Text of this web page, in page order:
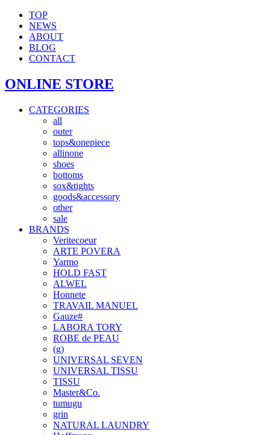
TOP
NEWS
ABOUT
BLOG
CONTACT
ONLINE STORE
CATEGORIES
all
outer
tops&onepiece
allinone
shoes
bottoms
sox&tights
goods&accessory
other
sale
BRANDS
Veritecoeur
ARTE POVERA
Yarmo
HOLD FAST
ALWEL
Honnete
TRAVAIL MANUEL
Gauze#
LABORA TORY
ROBE de PEAU
(g)
UNIVERSAL SEVEN
UNIVERSAL TISSU
TISSU
Master&Co.
tumugu
grin
NATURAL LAUNDRY